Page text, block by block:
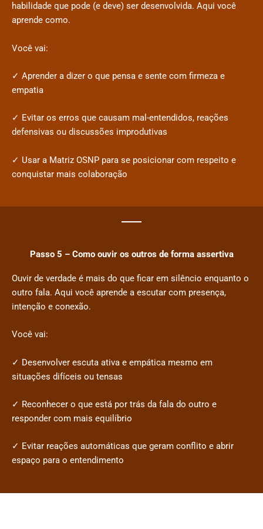
habilidade que pode (e deve) ser desenvolvida. Aqui você
aprende como.
Você vai:
✓ Aprender a dizer o que pensa e sente com firmeza e
empatia
✓ Evitar os erros que causam mal-entendidos, reações
defensivas ou discussões improdutivas
✓ Usar a Matriz OSNP para se posicionar com respeito e
conquistar mais colaboração
Passo 5 – Como ouvir os outros de forma assertiva
Ouvir de verdade é mais do que ficar em silêncio enquanto o
outro fala. Aqui você aprende a escutar com presença,
intenção e conexão.
Você vai:
✓ Desenvolver escuta ativa e empática mesmo em
situações difíceis ou tensas
✓ Reconhecer o que está por trás da fala do outro e
responder com mais equilíbrio
✓ Evitar reações automáticas que geram conflito e abrir
espaço para o entendimento